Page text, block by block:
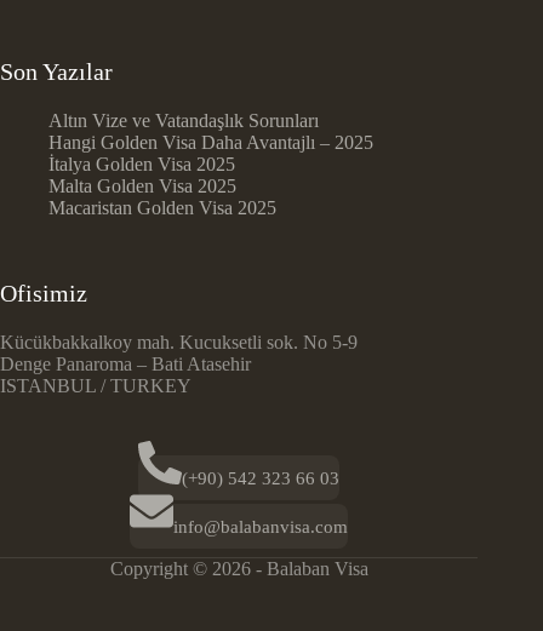
Son Yazılar
Altın Vize ve Vatandaşlık Sorunları
Hangi Golden Visa Daha Avantajlı – 2025
İtalya Golden Visa 2025
Malta Golden Visa 2025
Macaristan Golden Visa 2025
Ofisimiz
Kücükbakkalkoy mah. Kucuksetli sok. No 5-9
Denge Panaroma – Bati Atasehir
ISTANBUL / TURKEY
(+90) 542 323 66 03
info@balabanvisa.com
Copyright © 2026 - Balaban Visa